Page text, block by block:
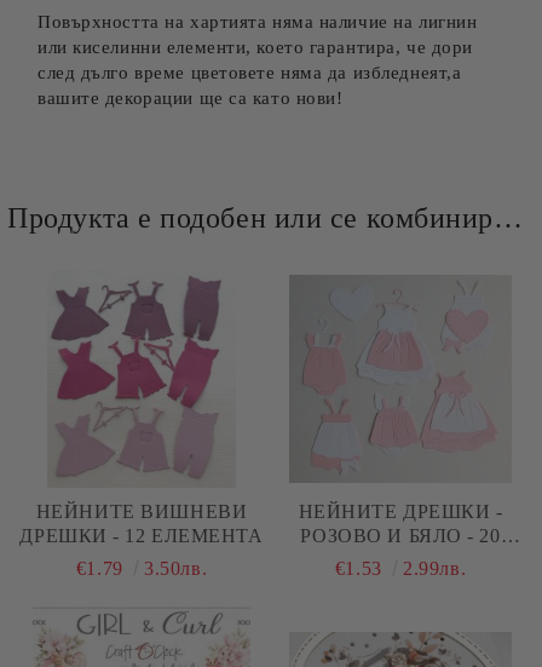
Повърхността на хартията няма наличие на лигнин
или киселинни елементи, което гарантира, че дори
след дълго време цветовете няма да избледнеят,a
вашите декорации ще са като нови!
Продукта е подобен или се комбинира добре и със следните продукти :
НЕЙНИТЕ ВИШНЕВИ
ДРЕШКИ - 12 ЕЛЕМЕНТА
€1.79
3.50лв.
НЕЙНИТЕ ДРЕШКИ -
РОЗОВО И БЯЛО - 20
ЕЛЕМЕНТА
€1.53 2.99лв.